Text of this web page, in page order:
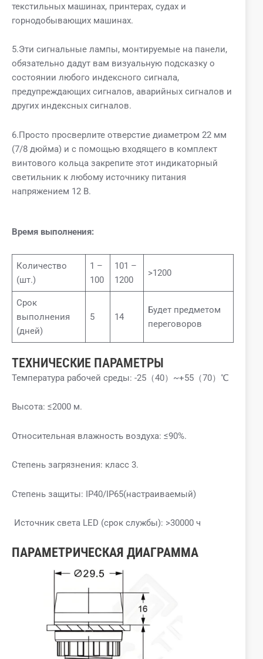
текстильных машинах, принтерах, судах и
горнодобывающих машинах.
5.Эти сигнальные лампы, монтируемые на панели,
обязательно дадут вам визуальную подсказку о
состоянии любого индексного сигнала,
предупреждающих сигналов, аварийных сигналов и
других индексных сигналов.
6.Просто просверлите отверстие диаметром 22 мм
(7/8 дюйма) и с помощью входящего в комплект
винтового кольца закрепите этот индикаторный
светильник к любому источнику питания
напряжением 12 В.
Время выполнения:
Количество
(шт.)
1 –
100
101 –
1200
>1200
Срок
выполнения
(дней)
5 14
Будет предметом
переговоров
ТЕХНИЧЕСКИЕ ПАРАМЕТРЫ
Температура рабочей среды: -25（40）~+55（70）℃
Высота: ≤2000 м.
Относительная влажность воздуха: ≤90%.
Степень загрязнения: класс 3.
Степень защиты: IP40/IP65(настраиваемый)
Источник света LED (срок службы): >30000 ч
ПАРАМЕТРИЧЕСКАЯ ДИАГРАММА